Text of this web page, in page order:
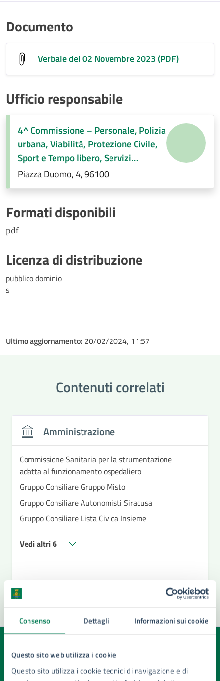
Consenso Dettagli Informazioni sui cookie
Questo sito web utilizza i cookie
Questo sito utilizza i cookie tecnici di navigazione e di
Documento
Verbale del 02 Novembre 2023 (PDF)
Ufficio responsabile
4^ Commissione – Personale, Polizia
urbana, Viabilità, Protezione Civile,
Sport e Tempo libero, Servizi
Demografici, Società partecipate,
Decentramento, Regolamenti di
Piazza Duomo, 4, 96100
Formati disponibili
pdf
Licenza di distribuzione
pubblico dominio
s
Ultimo aggiornamento: 20/02/2024, 11:57
Contenuti correlati
Amministrazione
Commissione Sanitaria per la strumentazione
adatta al funzionamento ospedaliero
Gruppo Consiliare Gruppo Misto
Gruppo Consiliare Autonomisti Siracusa
Gruppo Consiliare Lista Civica Insieme
Vedi altri 6
Quanto sono chiare le informazioni su questa
pagina?